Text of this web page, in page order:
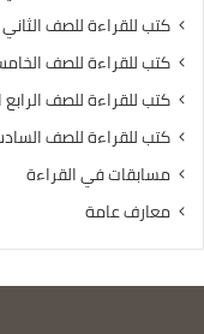
كتب للقراءة للصف الثاني
كتب للقراءة للصف الخامس
كتب للقراءة للصف الرابع
كتب للقراءة للصف السادس
مسابقات في القراءة
معارف عامة